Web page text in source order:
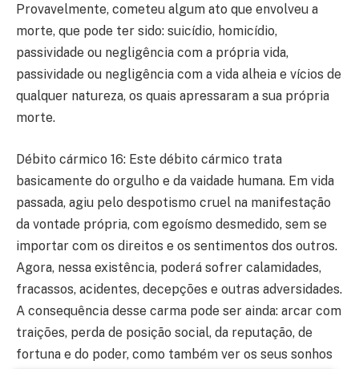
Provavelmente, cometeu algum ato que envolveu a
morte, que pode ter sido: suicídio, homicídio,
passividade ou negligência com a própria vida,
passividade ou negligência com a vida alheia e vícios de
qualquer natureza, os quais apressaram a sua própria
morte.
Débito cármico 16: Este débito cármico trata
basicamente do orgulho e da vaidade humana. Em vida
passada, agiu pelo despotismo cruel na manifestação
da vontade própria, com egoísmo desmedido, sem se
importar com os direitos e os sentimentos dos outros.
Agora, nessa existência, poderá sofrer calamidades,
fracassos, acidentes, decepções e outras adversidades.
A consequência desse carma pode ser ainda: arcar com
traições, perda de posição social, da reputação, de
fortuna e do poder, como também ver os seus sonhos